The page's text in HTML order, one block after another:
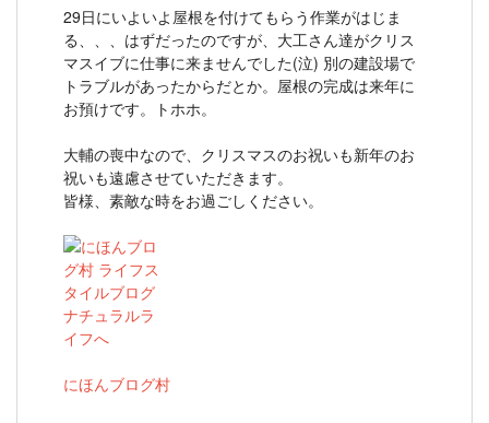
29日にいよいよ屋根を付けてもらう作業がはじま
る、、、はずだったのですが、大工さん達がクリス
マスイブに仕事に来ませんでした(泣) 別の建設場で
トラブルがあったからだとか。屋根の完成は来年に
お預けです。トホホ。
大輔の喪中なので、クリスマスのお祝いも新年のお
祝いも遠慮させていただきます。
皆様、素敵な時をお過ごしください。
にほんブログ村